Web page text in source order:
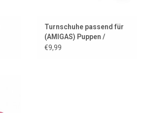
Turnschuhe passend für
(AMIGAS) Puppen /
Puppenschuhe
€9,99